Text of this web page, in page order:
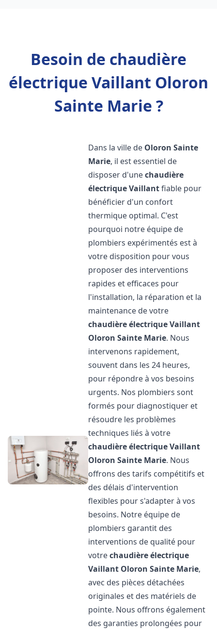
Besoin de chaudière
électrique Vaillant Oloron
Sainte Marie ?
Dans la ville de Oloron Sainte
Marie, il est essentiel de
disposer d'unechaudière
électrique Vaillantfiable pour
bénéficier d'un confort
thermique optimal. C'est
pourquoi notre équipe de
plombiers expérimentés est à
votre disposition pour vous
proposer des interventions
rapides et efficaces pour
l'installation, la réparation et la
maintenance de votre
chaudière électrique Vaillant
Oloron Sainte Marie. Nous
intervenons rapidement,
souvent dans les 24 heures,
pour répondre à vos besoins
urgents. Nos plombiers sont
formés pour diagnostiquer et
résoudre les problèmes
techniques liés à votre
chaudière électrique Vaillant
Oloron Sainte Marie. Nous
offrons des tarifs compétitifs et
des délais d'intervention
flexibles pour s'adapter à vos
besoins. Notre équipe de
plombiers garantit des
interventions de qualité pour
votrechaudière électrique
Vaillant Oloron Sainte Marie,
avec des pièces détachées
originales et des matériels de
pointe. Nous offrons également
des garanties prolongées pour